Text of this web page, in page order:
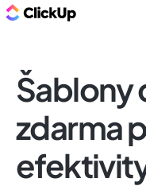
Šablony
zdarma